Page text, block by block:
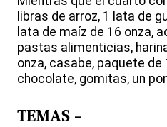
libras de arroz, 1 lata de
lata de maíz de 16 onza,
pastas alimenticias,
onza, casabe, paquete
chocolate, gomitas, un
TEMAS -